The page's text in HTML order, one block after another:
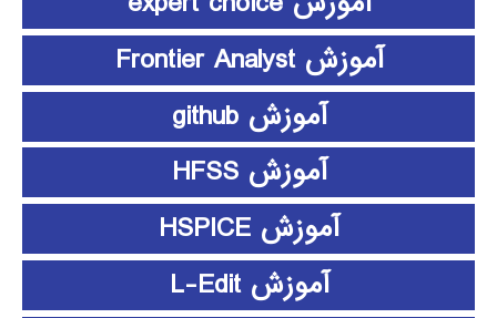
آموزش Frontier Analyst
آموزش github
آموزش HFSS
آموزش HSPICE
آموزش L-Edit